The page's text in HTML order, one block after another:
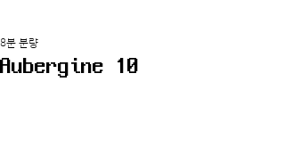
Aubergine 10
8분 분량